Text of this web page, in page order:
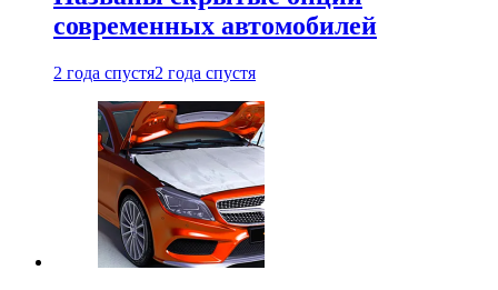
современных автомобилей
2 года спустя2 года спустя